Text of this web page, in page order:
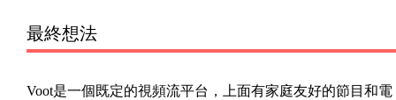
最終想法
Voot是一個既定的視頻流平台，上面有家庭友好的節目和電